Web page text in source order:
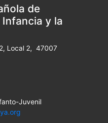
de
y la
Local 2, 47007
Juvenil